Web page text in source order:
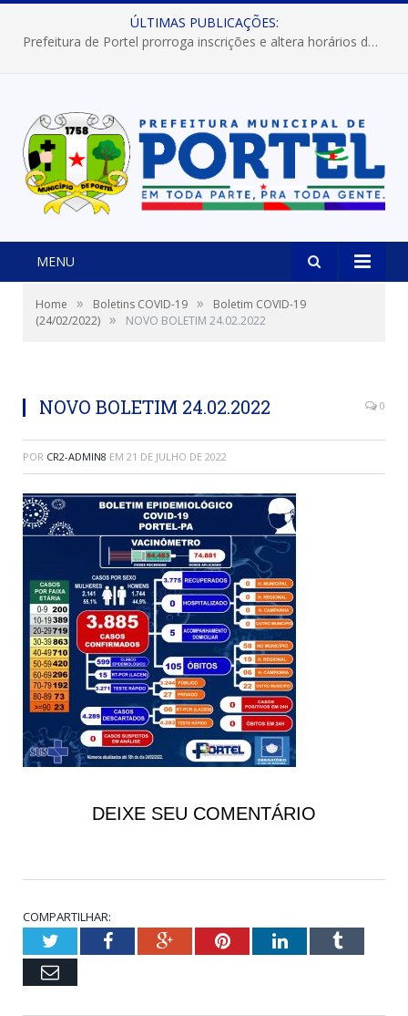
ÚLTIMAS PUBLICAÇÕES:
Prefeitura de Portel prorroga inscrições e altera horários dos concursos “Musa” e “Miss Mix Verão 2026”
MENU
Home » Boletins COVID-19 »
Boletim COVID-19
(24/02/2022) » NOVO BOLETIM 24.02.2022
NOVO BOLETIM 24.02.2022 0
POR CR2-ADMIN8 EM 21 DE JULHO DE 2022
DEIXE SEU COMENTÁRIO
COMPARTILHAR:
TwitterFacebookGoogle+PinterestLinkedInTumblr
Email